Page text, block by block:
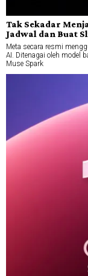
Tak Sekadar
Jadwal dan Buat
Meta secara resmi
AI. Ditenagai oleh model
Muse Spark